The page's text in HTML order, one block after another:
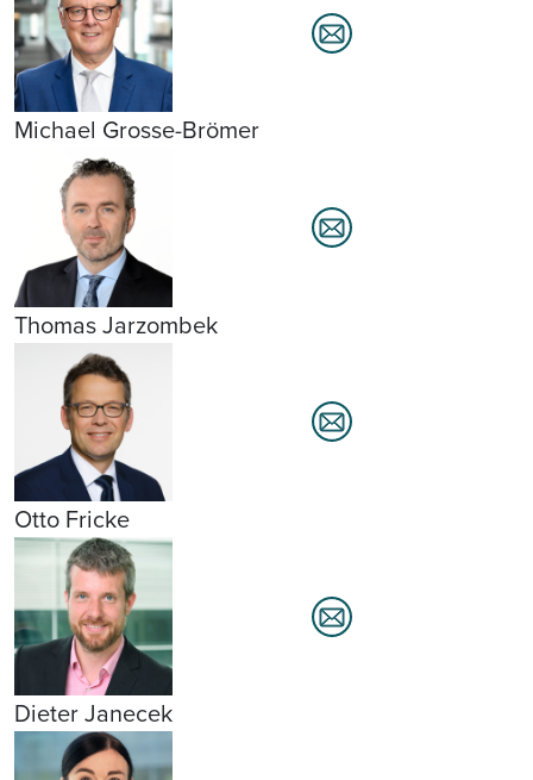
Michael Grosse-Brömer
Thomas Jarzombek
Otto Fricke
Dieter Janecek